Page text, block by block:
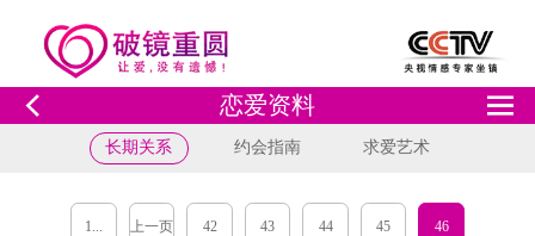
恋爱资料
长期关系 约会指南 求爱艺术
1... 上一页 42 43 44 45 46